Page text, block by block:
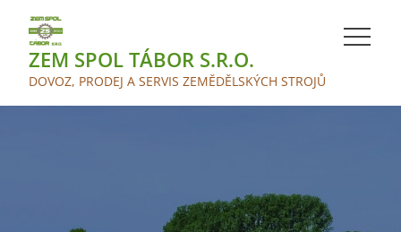
contentZEM SPOL TÁBOR S.R.O.
DOVOZ, PRODEJ A SERVIS ZEMĚDĚLSKÝCH STROJŮ